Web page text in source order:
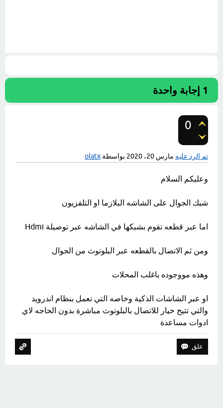
1 إجابة واحدة
0
تم الرد عليه مارس 20، 2020 بواسطة olatx
وعليكم السلام
شبك الجوال على الشاشه البلازما او التلفزيون
اما عبر قطعه تقوم بشبكها في الشاشه عبر توصيلة Hdmi
ومن ثم الاتصال بالقطعه عبر البلوتوث من الجوال
وهذه مووجوده باغلب المحلات
او عبر الشاشات الذكية وخاصه التي تعمل بنظام اندرويد
والتي تتيح خيار للاتصال بالبلوتوث مباشرة بدون الحاجه لاي
ادوات مساعدة